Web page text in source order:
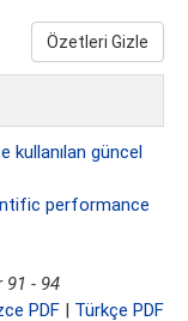
Özetleri Gizle
kullanılan güncel
performance
91 - 94
PDF | Türkçe PDF